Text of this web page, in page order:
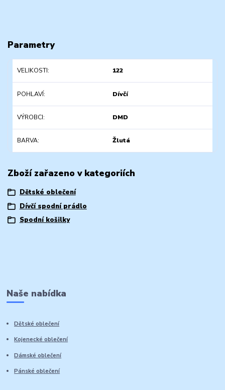
Parametry
VELIKOSTI 122
POHLAVÍ Dívčí
VÝROBCI DMD
BARVA Žlutá
Zboží zařazeno v kategoriích
Dětské oblečení
Dívčí spodní prádlo
Spodní košilky
Naše nabídka
Dětské oblečení
Kojenecké oblečení
Dámské oblečení
Pánské oblečení